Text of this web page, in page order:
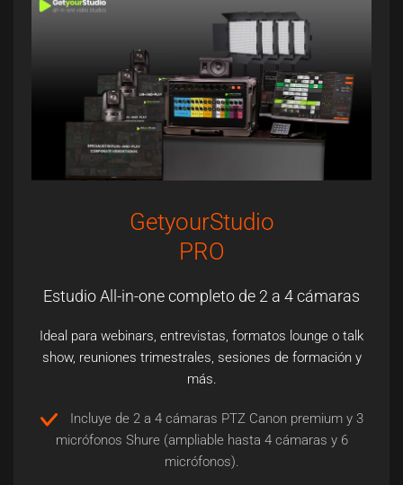
GetyourStudio
PRO
Estudio All-in-one completo de 2 a 4 cámaras
Ideal para webinars, entrevistas, formatos lounge o talk
show, reuniones trimestrales, sesiones de formación y
más.
Incluye de 2 a 4 cámaras PTZ Canon premium y 3
micrófonos Shure (ampliable hasta 4 cámaras y 6
micrófonos).